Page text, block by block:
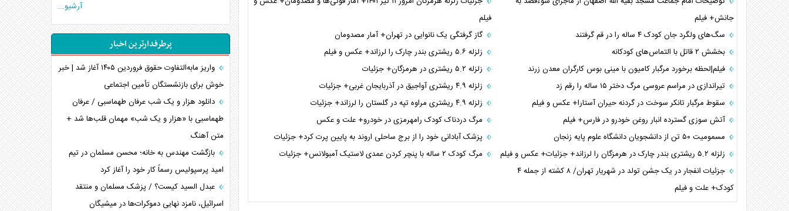
جانش+ فیلم
فیلم
سگ‌های ولگرد جان کودک ۴ ساله را در قم گرفتند
گاز گرفتگی یک نانوایی در تهران+ آمار مصدومان
بخشش ۲ قاتل با التماس‌های کودکانه
زلزله ۵.۶ ریشتری بندر چارک را لرزاند+ عکس و فیلم
فیلم|لحظه برخورد مرگبار کامیون با مینی بوس کارگران معدن زرند
زلزله ۵.۲ ریشتری در هرمزگان+ جزئیات
تیراندازی در مراسم عروسی مرگ دختر ۱۵ ساله را رقم زد
زلزله ۴.۹ ریشتری آواجیق در آذربایجان غربی+ جزئیات
سقوط مرگبار تانکر سوخت در گردنه حیران آستارا+ عکس و فیلم
زلزله ۴.۹ ریشتری مراوه تپه در گلستان را لرزاند+ جزئیات
آتش سوزی گسترده انبار روغن خودرو در فارس+ فیلم
مرگ دردناک کودک رامهرمزی در خودرو+ علت و عکس
مسمومیت ۵۰ تن از دانشجویان دانشگاه علوم پایه زنجان
پزشک آبادانی خود را از برج ساحلی اروند به پایین پرت کرد+ جزئیات
زلزله ۵.۲ ریشتری بندر چارک در هرمزگان را لرزاند+ جزئیات+ عکس و فیلم
مرگ کودک ۲ ساله با پنچر کردن عمدی لاستیک آمبولانس+ جزئیات
جزئیات انفجار در یک جشن تولد در شهریار تهران/ ۸ کشته از جمله ۴
کودک+ علت و فیلم
غرب
اربعین، کابوس مشترک تل‌آویو-واشنگتن
برنامه هفتم توسعه در نقطه کور سیاستگذاری
کنوانسیون دریای خزر در راستای منافع ملی است؟
اوکراین بازوی مخرب آمریکا در غرب آسیا
اهمیت راهبردی اردن برای آمریکا
پیام، ظرفیت بالفعل‌نشده تجارت ایران
همسویی عربستان با سنتکام علیه متحدان ایران
ترامپ و توهم خلع سلاح حماس
چرا کویت به دنبال شریک امنیتی جدید است؟
آرشیو...
پرطرفدارترین اخبار
واریز مابه‌التفاوت حقوق فروردین ۱۴۰۵ آغاز شد | خبر
خوش برای بازنشستگان تأمین اجتماعی
دانلود هزار و یک شب عرفان طهماسبی / عرفان
طهماسبی با «هزار و یک شب» مهمان قلب‌ها شد +
متن آهنگ
بازگشت مهندس به خانه؛ محسن مسلمان در تیم
امید پرسپولیس رسماً کار خود را آغاز کرد
عبدل السید کیست؟ / پزشک مسلمان و منتقد
اسرائیل، نامزد نهایی دموکرات‌ها در میشیگان